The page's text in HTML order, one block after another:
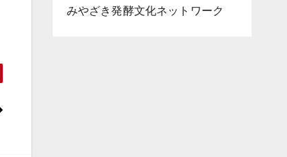
みやざき発酵文化ネットワーク